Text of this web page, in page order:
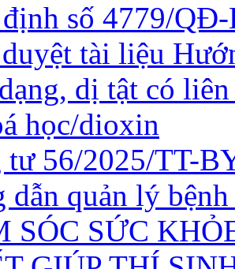
số 4779/
tài liệu
dị tật có
học/dioxin
tư 56/2025/TT-
dẫn quản lý
SÓC SỨC